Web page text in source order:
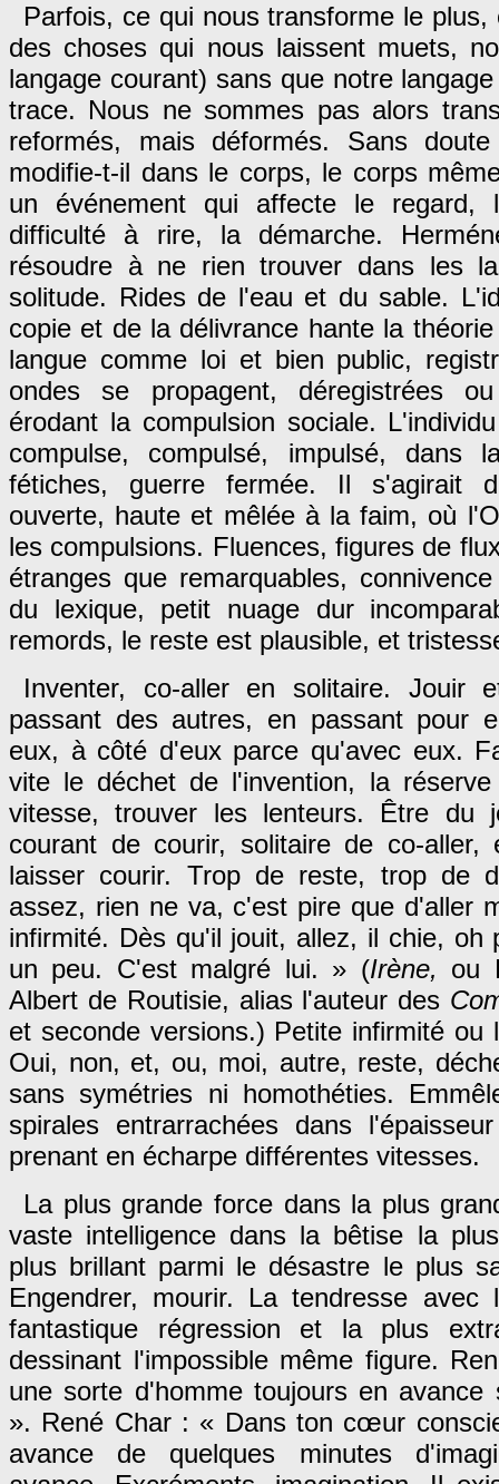
Parfois, ce qui nous transforme le
des choses qui nous laissent muets,
langage courant) sans que notre
trace. Nous ne sommes pas alors
reformés, mais déformés. Sans
modifie-t-il dans le corps, le corps
un événement qui affecte le regard,
difficulté à rire, la démarche.
résoudre à ne rien trouver dans les
solitude. Rides de l'eau et du sable.
copie et de la délivrance hante la
langue comme loi et bien public,
ondes se propagent, déregistrées
érodant la compulsion sociale.
compulse, compulsé, impulsé, dans
fétiches, guerre fermée. Il s'agirait
ouverte, haute et mêlée à la faim, où
les compulsions. Fluences, figures de
étranges que remarquables,
du lexique, petit nuage dur
remords, le reste est plausible, et
Inventer, co-aller en solitaire. Jouir
passant des autres, en passant pour
eux, à côté d'eux parce qu'avec eux.
vite le déchet de l'invention, la
vitesse, trouver les lenteurs. Être du
courant de courir, solitaire de co-
laisser courir. Trop de reste, trop de
assez, rien ne va, c'est pire que d'aller
infirmité. Dès qu'il jouit, allez, il chie, oh
un peu. C'est malgré lui. » (Irène, ou
Albert de Routisie, alias l'auteur des
et seconde versions.) Petite infirmité ou
Oui, non, et, ou, moi, autre, reste,
sans symétries ni homothéties.
spirales entrarrachées dans
prenant en écharpe différentes vitesses.
La plus grande force dans la plus
vaste intelligence dans la bêtise la
plus brillant parmi le désastre le plus
Engendrer, mourir. La tendresse
fantastique régression et la plus
dessinant l'impossible même figure.
une sorte d'homme toujours en avance
». René Char : « Dans ton cœur
avance de quelques minutes